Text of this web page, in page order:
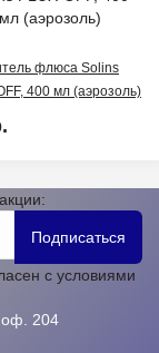
флюса Solins
400 мл (аэрозоль)
Подписаться
с условиями
оф. 204